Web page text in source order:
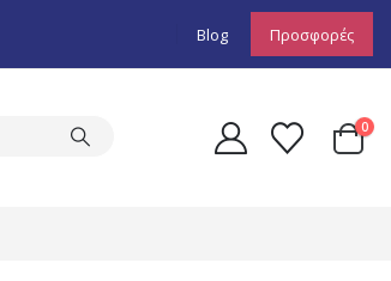
Blog Προσφορές
0